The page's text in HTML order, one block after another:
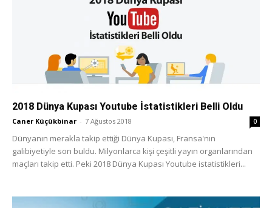
2018 Dünya Kupası Youtube İstatistikleri Belli Oldu
Caner Küçükbinar - 7 Ağustos 2018 0
Dünyanın merakla takip ettiği Dünya Kupası, Fransa'nın
galibiyetiyle son buldu. Milyonlarca kişi çeşitli yayın organlarından
maçları takip etti. Peki 2018 Dünya Kupası Youtube istatistikleri...